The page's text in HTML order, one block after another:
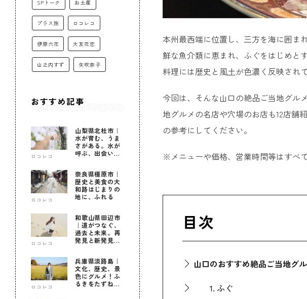
SPトーク お土産
プラス旅 ロコレコ
伊原六花 大友花恋
山之内すず 矢吹奈子
おすすめ記事
ロコレコ
山梨県北杜市｜
水が育む、うま
さがある。水が
呼ぶ、出会いが
ロコレコ
奈良県橿原市｜
歴史と美食の大
和路はじまりの
地に、ふれる
ロコレコ
和歌山県田辺市
｜道がつなぐ、
過去と未来。再
発見と新発見の
ロコレコ
兵庫県淡路島｜
文化、歴史、景
色にグルメ！ふ
るきをたずねて
本州最西端に位置し、三方を海に囲ま
鮮な魚介類に恵まれ、ふぐをはじめと
料理には歴史と風土が色濃く反映され
今回は、そんな山口の絶品ご当地グル
地グルメの名店や穴場のお店も12店舗
の参考にしてください。
※メニューや価格、営業時間等はすべ
目次
山口のおすすめ絶品ご当地グ
1. ふぐ